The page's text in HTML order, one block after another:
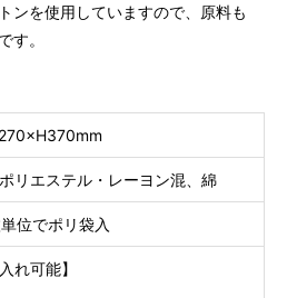
ンを使用していますので、原料も
す。
リエステル・レーヨン混、綿
位でポリ袋入
れ可能】